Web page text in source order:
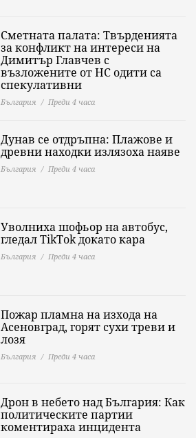
Сметната палата: Твърденията
за конфликт на интереси на
Димитър Главчев с
възложените от НС одити са
спекулативни
България Преди 4 часа
Дунав се отдръпна: Плажове и
древни находки излязоха наяве
България Преди 4 часа
Уволниха шофьор на автобус,
гледал TikTok докато кара
България Преди 4 часа
Пожар пламна на изхода на
Асеновград, горят сухи треви и
лозя
България Преди 4 часа
Дрон в небето над България: Как
политическите партии
коментираха инцидента